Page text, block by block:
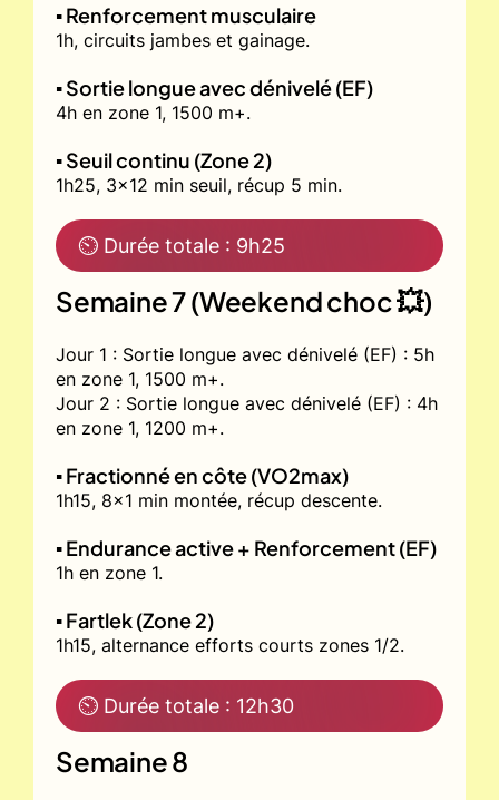
▪️ Renforcement musculaire
1h, circuits jambes et gainage.
▪️ Sortie longue avec dénivelé (EF)
4h en zone 1, 1500 m+.
▪️ Seuil continu (Zone 2)
1h25, 3x12 min seuil, récup 5 min.
⏲ Durée totale : 9h25
Semaine 7 (Weekend choc 💥)
Jour 1 : Sortie longue avec dénivelé (EF) : 5h
en zone 1, 1500 m+.
Jour 2 : Sortie longue avec dénivelé (EF) : 4h
en zone 1, 1200 m+.
▪️ Fractionné en côte (VO2max)
1h15, 8x1 min montée, récup descente.
▪️ Endurance active + Renforcement (EF)
1h en zone 1.
▪️ Fartlek (Zone 2)
1h15, alternance efforts courts zones 1/2.
⏲ Durée totale : 12h30
Semaine 8